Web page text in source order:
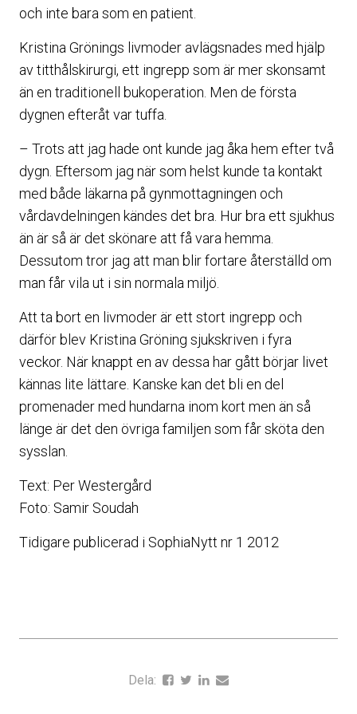
och inte bara som en patient.
Kristina Grönings livmoder avlägsnades med hjälp
av titthålskirurgi, ett ingrepp som är mer skonsamt
än en traditionell bukoperation. Men de första
dygnen efteråt var tuffa.
– Trots att jag hade ont kunde jag åka hem efter två
dygn. Eftersom jag när som helst kunde ta kontakt
med både läkarna på gynmottagningen och
vårdavdelningen kändes det bra. Hur bra ett sjukhus
än är så är det skönare att få vara hemma.
Dessutom tror jag att man blir fortare återställd om
man får vila ut i sin normala miljö.
Att ta bort en livmoder är ett stort ingrepp och
därför blev Kristina Gröning sjukskriven i fyra
veckor. När knappt en av dessa har gått börjar livet
kännas lite lättare. Kanske kan det bli en del
promenader med hundarna inom kort men än så
länge är det den övriga familjen som får sköta den
sysslan.
Text: Per Westergård
Foto: Samir Soudah
Tidigare publicerad i SophiaNytt nr 1 2012
Dela: